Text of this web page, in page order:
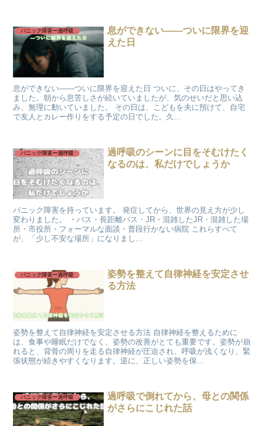
パニック障害ー過呼吸
息ができない――ついに限界を迎
えた日
息ができない――ついに限界を迎えた日 ついに、その日はやってき
ました。朝から息苦しさが続いていましたが、気のせいだと思い込
み、無理に動いていました。 その日は、こどもを夫に預けて、自宅
で友人とカレー作りをする予定の日でした。久...
パニック障害ー過呼吸
過呼吸のシーンに目をそむけたく
なるのは、私だけでしょうか
パニック障害を持っています。 発症してから、世界の見え方が少し
変わりました。 ・バス・長距離バス・JR・混雑したJR・混雑した場
所・市役所・フォーマルな面談・普段行かない病院 これらすべて
が、「少し不安な場所」になりまし...
パニック障害ー過呼吸
姿勢を整えて自律神経を安定させ
る方法
姿勢を整えて自律神経を安定させる方法 自律神経を整えるために
は、食事や睡眠だけでなく、姿勢の改善がとても重要です。姿勢が崩
れると、背骨の周りを走る自律神経が圧迫され、呼吸が浅くなり、緊
張状態が続きやすくなります。逆に、正しい姿勢を保...
パニック障害ー過呼吸
過呼吸で倒れてから、母との関係
がさらにこじれた話